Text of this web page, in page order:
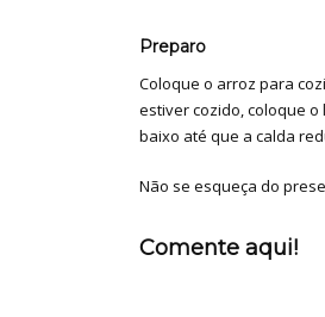
Preparo
Coloque o arroz para
estiver cozido, coloque
baixo até que a calda
Não se esqueça do
Comente aqui!